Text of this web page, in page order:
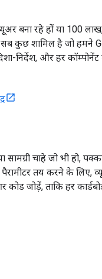
बना रहे हों या 100
कुछ शामिल है जो हमने
निर्देश, और हर
चाहे जो भी हो,
तय करने के लिए,
जोड़ें, ताकि हर